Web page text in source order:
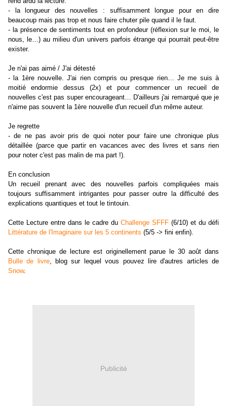
- la longueur des nouvelles : suffisamment longue pour en dire
beaucoup mais pas trop et nous faire chuter pile quand il le faut.
- la présence de sentiments tout en profondeur (réflexion sur le moi, le
nous, le…) au milieu d'un univers parfois étrange qui pourrait peut-être
exister.
Je n'ai pas aimé / J'ai détesté
- la 1ère nouvelle. J'ai rien compris ou presque rien… Je me suis à
moitié endormie dessus (2x) et pour commencer un recueil de
nouvelles c'est pas super encourageant… D'ailleurs j'ai remarqué que je
n'aime pas souvent la 1ère nouvelle d'un recueil d'un même auteur.
Je regrette
- de ne pas avoir pris de quoi noter pour faire une chronique plus
détaillée (parce que partir en vacances avec des livres et sans rien
pour noter c'est pas malin de ma part !).
En conclusion
Un recueil prenant avec des nouvelles parfois compliquées mais
toujours suffisamment intrigantes pour passer outre la difficulté des
explications quantiques et tout le tintouin.
Cette Lecture entre dans le cadre du Challenge SFFF (6/10) et du défi
Littérature de l'Imaginaire sur les 5 continents (5/5 -> fini enfin).
Cette chronique de lecture est originellement parue le 30 août dans
Bulle de livre, blog sur lequel vous pouvez lire d'autres articles de
Snow.
Publicité